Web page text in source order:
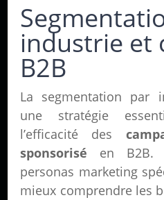
industrie et
B2B
La segmentation par
une stratégie
l’efficacité des
sponsorisé en B2B.
personas marketing
mieux comprendre les